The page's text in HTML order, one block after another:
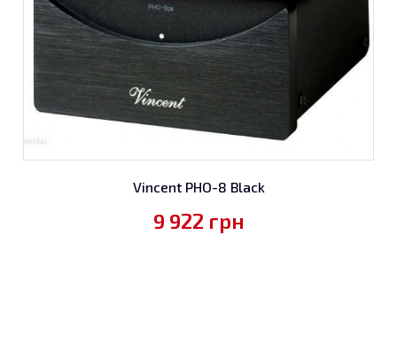
Vincent PHO-8 Black
9 922 грн